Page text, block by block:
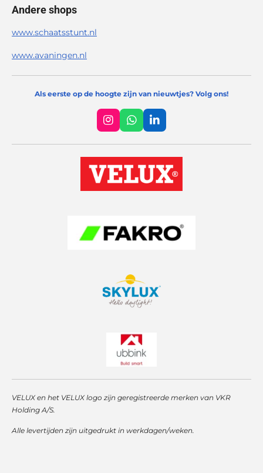
Andere shops
www.schaatsstunt.nl
www.avaningen.nl
Als eerste op de hoogte zijn van nieuwtjes? Volg ons!
I
n
s
t
a
g
W
h
a
t
s
A
L
i
n
k
e
d
VELUX en het VELUX logo zijn geregistreerde merken van VKR
Holding A/S.
Alle levertijden zijn uitgedrukt in werkdagen/weken.